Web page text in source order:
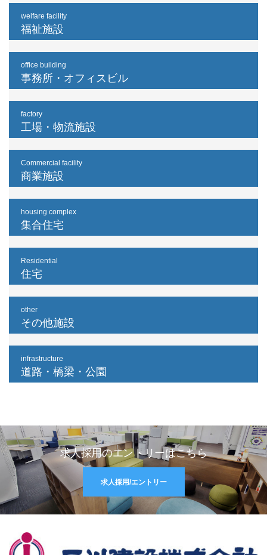
welfare facility
福祉施設
office building
事務所・オフィスビル
factory
工場・物流施設
Commercial facility
商業施設
housing complex
集合住宅
Residential
住宅
other
その他施設
infrastructure
道路・橋梁・公園
求人採用のエントリーはこちら
求人採用/エントリー